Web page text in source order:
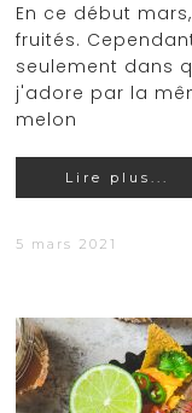
En ce début
fruités.
seulement dans
j'adore par la
melon
Lire plus...
5 mars 2021